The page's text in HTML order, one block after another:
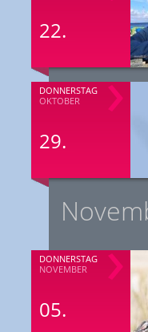
22.
DONNERSTAG
OKTOBER
29.
DONNERSTAG
NOVEMBER
05.